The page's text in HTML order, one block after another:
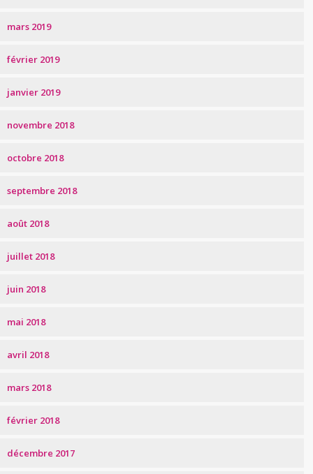
mars 2019
février 2019
janvier 2019
novembre 2018
octobre 2018
septembre 2018
août 2018
juillet 2018
juin 2018
mai 2018
avril 2018
mars 2018
février 2018
décembre 2017